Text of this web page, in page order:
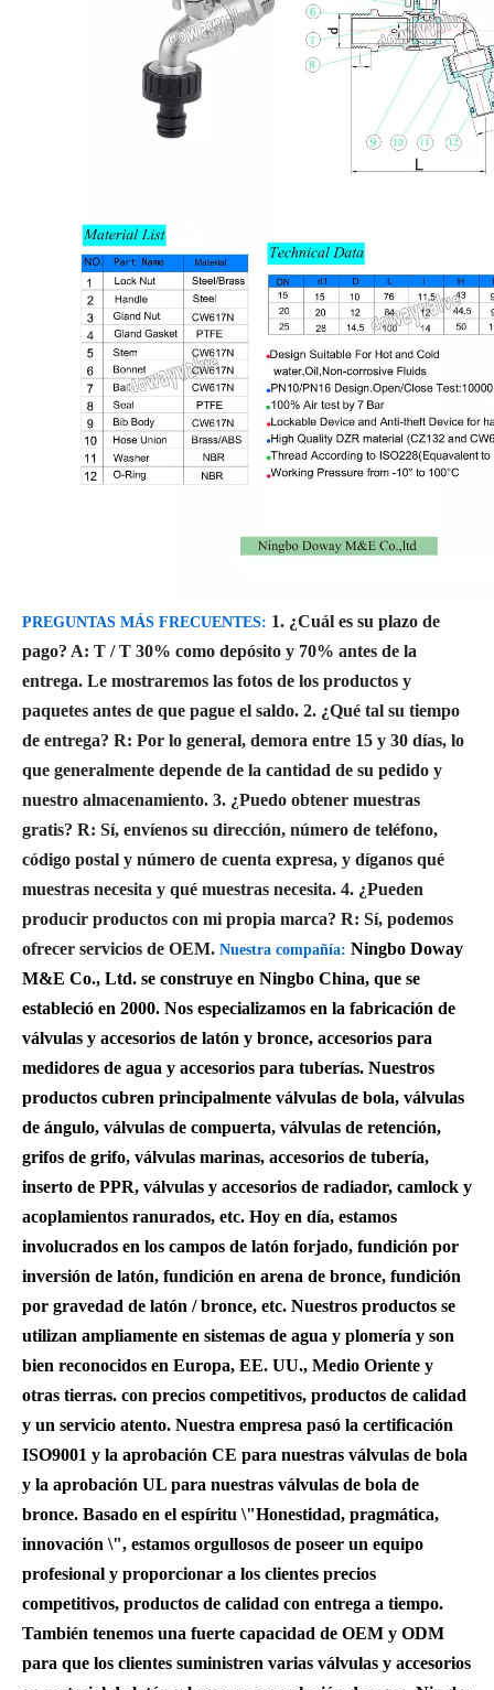
PREGUNTAS MÁS FRECUENTES: 1. ¿Cuál es su plazo de
pago? A: T / T 30% como depósito y 70% antes de la
entrega. Le mostraremos las fotos de los productos y
paquetes antes de que pague el saldo. 2. ¿Qué tal su tiempo
de entrega? R: Por lo general, demora entre 15 y 30 días, lo
que generalmente depende de la cantidad de su pedido y
nuestro almacenamiento. 3. ¿Puedo obtener muestras
gratis? R: Sí, envíenos su dirección, número de teléfono,
código postal y número de cuenta expresa, y díganos qué
muestras necesita y qué muestras necesita. 4. ¿Pueden
producir productos con mi propia marca? R: Sí, podemos
ofrecer servicios de OEM. Nuestra compañía: Ningbo Doway
M&E Co., Ltd. se construye en Ningbo China, que se
estableció en 2000. Nos especializamos en la fabricación de
válvulas y accesorios de latón y bronce, accesorios para
medidores de agua y accesorios para tuberías. Nuestros
productos cubren principalmente válvulas de bola, válvulas
de ángulo, válvulas de compuerta, válvulas de retención,
grifos de grifo, válvulas marinas, accesorios de tubería,
inserto de PPR, válvulas y accesorios de radiador, camlock y
acoplamientos ranurados, etc. Hoy en día, estamos
involucrados en los campos de latón forjado, fundición por
inversión de latón, fundición en arena de bronce, fundición
por gravedad de latón / bronce, etc. Nuestros productos se
utilizan ampliamente en sistemas de agua y plomería y son
bien reconocidos en Europa, EE. UU., Medio Oriente y
otras tierras. con precios competitivos, productos de calidad
y un servicio atento. Nuestra empresa pasó la certificación
ISO9001 y la aprobación CE para nuestras válvulas de bola
y la aprobación UL para nuestras válvulas de bola de
bronce. Basado en el espíritu \"Honestidad, pragmática,
innovación \", estamos orgullosos de poseer un equipo
profesional y proporcionar a los clientes precios
competitivos, productos de calidad con entrega a tiempo.
También tenemos una fuerte capacidad de OEM y ODM
para que los clientes suministren varias válvulas y accesorios